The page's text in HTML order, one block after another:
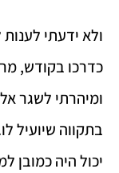
ולא ידעתי לענות
כדרכו בקודש, מר
ומיהרתי לשגר
בתקווה שיועיל
יכול היה כמובן